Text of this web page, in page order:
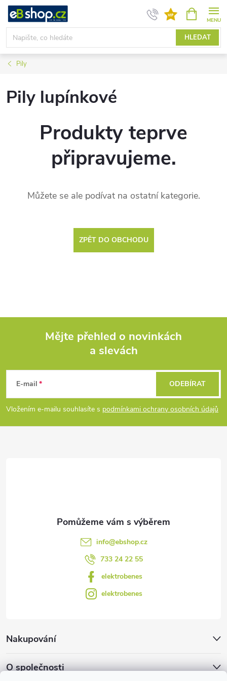
Přejít
obsah
HLEDAT
NÁKUPNÍ
KOŠÍK
Pily
Pily lupínkové
Produkty teprve
připravujeme.
Můžete se ale podívat na ostatní kategorie.
ZPĚT DO OBCHODU
p
Mějte přehled o novinkách
a slevách
E-mail
Vložením e-mailu souhlasíte s podmínkami ochrany osobních údajů
ODEBÍRAT
Nakupování
O společnosti
info@ebshop.cz
733 24 22 55
elektrobenes
elektrobenes